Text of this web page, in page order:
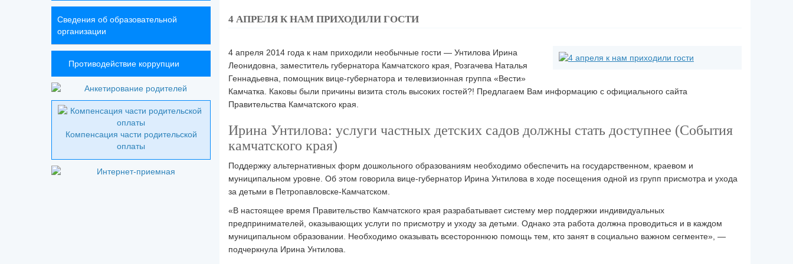
4 АПРЕЛЯ К НАМ ПРИХОДИЛИ ГОСТИ
4 апреля 2014 года к нам приходили необычные гости — Унтилова Ирина
Леонидовна, заместитель губернатора Камчатского края, Розгачева Наталья
Геннадьевна, помощник вице-губернатора и телевизионная группа «Вести»
Камчатка. Каковы были причины визита столь высоких гостей?! Предлагаем Вам информацию с официального сайта
Правительства Камчатского края.
Ирина Унтилова: услуги частных детских садов должны стать доступнее (События
камчатского края)
Поддержку альтернативных форм дошкольного образованиям необходимо обеспечить на государственном, краевом и
муниципальном уровне. Об этом говорила вице-губернатор Ирина Унтилова в ходе посещения одной из групп присмотра и ухода
за детьми в Петропавловске-Камчатском.
«В настоящее время Правительство Камчатского края разрабатывает систему мер поддержки индивидуальных
предпринимателей, оказывающих услуги по присмотру и уходу за детьми. Однако эта работа должна проводиться и в каждом
муниципальном образовании. Необходимо оказывать всестороннюю помощь тем, кто занят в социально важном сегменте», —
подчеркнула Ирина Унтилова.
Сведения об образовательной
организации
Противодействие коррупции
Компенсация части родительской
оплаты